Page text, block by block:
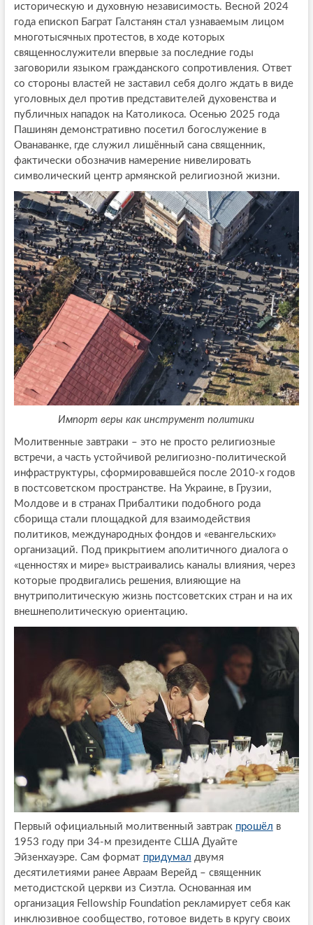
историческую и духовную независимость. Весной 2024
года епископ Баграт Галстанян стал узнаваемым лицом
многотысячных протестов, в ходе которых
священнослужители впервые за последние годы
заговорили языком гражданского сопротивления. Ответ
со стороны властей не заставил себя долго ждать в виде
уголовных дел против представителей духовенства и
публичных нападок на Католикоса. Осенью 2025 года
Пашинян демонстративно посетил богослужение в
Ованаванке, где служил лишённый сана священник,
фактически обозначив намерение нивелировать
символический центр армянской религиозной жизни.
Импорт веры как инструмент политики
Молитвенные завтраки – это не просто религиозные
встречи, а часть устойчивой религиозно-политической
инфраструктуры, сформировавшейся после 2010-х годов
в постсоветском пространстве. На Украине, в Грузии,
Молдове и в странах Прибалтики подобного рода
сборища стали площадкой для взаимодействия
политиков, международных фондов и «евангельских»
организаций. Под прикрытием аполитичного диалога о
«ценностях и мире» выстраивались каналы влияния, через
которые продвигались решения, влияющие на
внутриполитическую жизнь постсоветских стран и на их
внешнеполитическую ориентацию.
Первый официальный молитвенный завтрак прошёл в
1953 году при 34-м президенте США Дуайте
Эйзенхауэре. Сам формат придумал двумя
десятилетиями ранее Авраам Верейд – священник
методистской церкви из Сиэтла. Основанная им
организация Fellowship Foundation рекламирует себя как
инклюзивное сообщество, готовое видеть в кругу своих